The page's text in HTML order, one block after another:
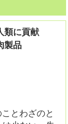
類に貢献
製品
とわざのと